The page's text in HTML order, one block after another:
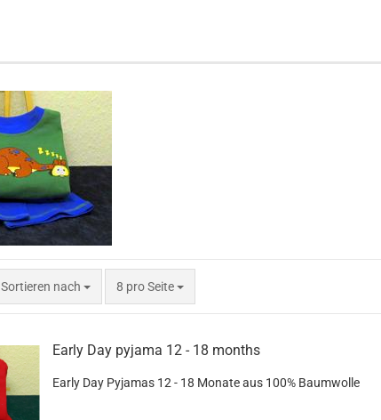
Sortieren nach
Sortieren nach 8 pro Seite
pro Seite
Early Day py­ja­ma 12 - 18 months
Early Day Py­ja­mas 12 - 18 Mo­na­te aus 100% Baum­wol­le